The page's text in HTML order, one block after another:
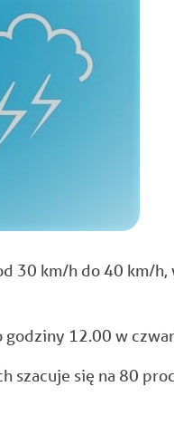
30 km/h do 40 km/h,
12.00 w
szacuje się na 80